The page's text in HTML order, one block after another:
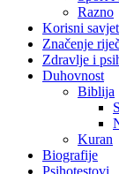
Razno
Korisni
Značenje
Zdravlje i
Duhovnost
Biblija
Kuran
Biografije
Psihotestovi